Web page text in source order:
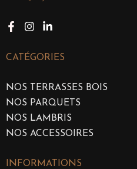
CATÉGORIES
NOS TERRASSES BOIS
NOS PARQUETS
NOS LAMBRIS
NOS ACCESSOIRES
INFORMATIONS